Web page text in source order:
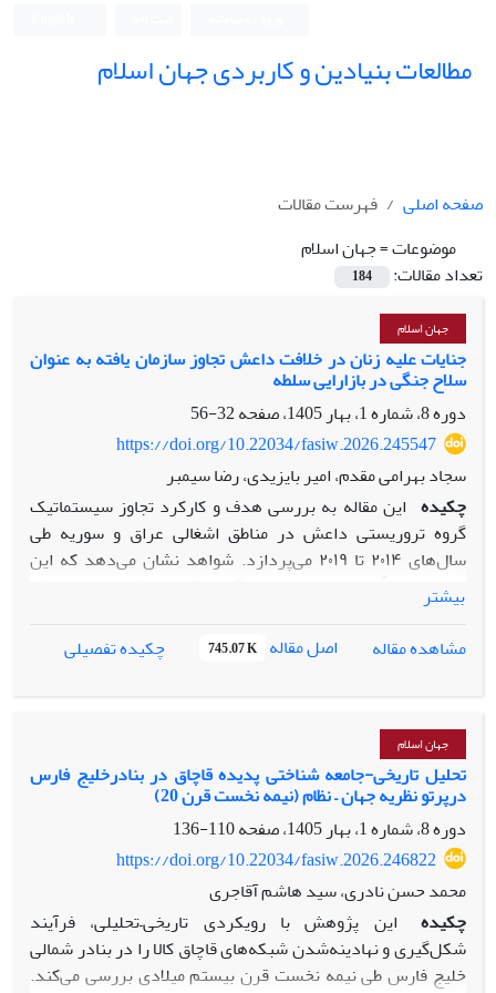
مطالعات بنیادین و کاربردی جهان اسلام
صفحه اصلی
فهرست مقالات
موضوعات =جهان اسلام
تعداد مقالات:
184
جهان اسلام
جنایات علیه زنان در خلافت داعش تجاوز سازمان یافته به عنوان
سلاح جنگی در بازارایی سلطه
دوره 8، شماره 1، بهار 1405، صفحه
32-56
https://doi.org/10.22034/fasiw.2026.245547
سجاد بهرامی مقدم، امیر بایزیدی، رضا سیمبر
چکیده این مقاله به بررسی هدف و کارکرد تجاوز سیستماتیک
گروه تروریستی داعش در مناطق اشغالی عراق و سوریه طی
سال‌های ۲۰۱۴ تا ۲۰۱۹ می‌پردازد. شواهد نشان می‌دهد که این
جنایات صرفاً نتیجه هرج‌ومرج جنگی یا اقدامات فردی نبود، بلکه
بخشی از یک سیاست سازمان‌یافته برای ایجاد رعب و وحشت،
تغییر ترکیب جمعیتی، پاداش‌دهی به نیروهای داعش، و تحقیر
اقلیت‌های مذهبی و قومی بود. مسئله اصلی این بود که جنایات
جنسی داعش صرفاً اقدامات فردی یا محصول جانبی جنگ نبودند،
سؤال اصلی مقاله این است که هدف داعش از تجاوز به زنان در
مناطق تحت کنترلش چه بوده و چگونه این اقدام در استراتژی کلی
این گروه جای می‌گرفت؟ روش تحقیق این مقاله از نوع تبیینی بوده
و داده‌ها از طریق مطالعه اسنادی، بررسی گزارش‌های سازمان ملل
و سازمان‌های حقوق بشری و سایر مقالات جمع‌آوری شده‌اند. یافته
های تحقیق تحقیق نشان می‌دهند که خشونت جنسی در استراتژی
داعش، با پشتوانه فتاوای مذهبی و سازماندهی بازارهای
برده‌داری، کارکردی فراتر از یک جنایت معمولی داشت. این
اقدامات به عنوان یک ابزار ایدئولوژیک قوی، به صورت همزمان
برای ایجاد وحشت، تغییر بافت جمعیتی، تأمین پاداش برای نیروها
بیشتر
مشاهده مقاله
اصل مقاله 745.07 K چکیده تفصیلی
جهان اسلام
تحلیل تاریخی-جامعه شناختی پدیده قاچاق در بنادرخلیج فارس
درپرتو نظریه جهان – نظام (نیمه نخست قرن 20)
دوره 8، شماره 1، بهار 1405، صفحه
110-136
https://doi.org/10.22034/fasiw.2026.246822
محمد حسن نادری، سید هاشم آقاجری
چکیده
این پژوهش با رویکردی تاریخی–تحلیلی، فرآیند
شکل‌گیری و نهادینه‌شدن شبکه‌های قاچاق کالا را در بنادر شمالی
خلیج فارس طی نیمه نخست قرن بیستم میلادی بررسی می‌کند.